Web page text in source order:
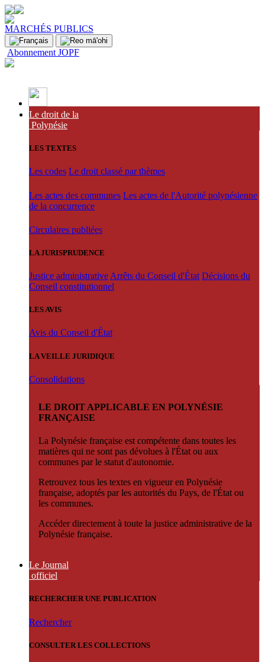
MARCHÉS PUBLICS
Abonnement JOPF
Le droit de la
Polynésie
LES TEXTES
Les codes Le droit classé par thèmes
Les actes des communes Les actes de l'Autorité polynésienne
de la concurrence
Circulaires publiées
LA JURISPRUDENCE
Justice administrative Arrêts du Conseil d'État Décisions du
Conseil constitutionnel
LES AVIS
Avis du Conseil d'État
LA VEILLE JURIDIQUE
Consolidations
LE DROIT APPLICABLE EN POLYNÉSIE
FRANÇAISE
La Polynésie française est compétente dans toutes les
matières qui ne sont pas dévolues à l'État ou aux
communes par le statut d'autonomie.
Retrouvez tous les textes en vigueur en Polynésie
française, adoptés par les autorités du Pays, de l'État ou
les communes.
Accéder directement à toute la justice administrative de la
Polynésie française.
Le Journal
officiel
RECHERCHER UNE PUBLICATION
Rechercher
CONSULTER LES COLLECTIONS